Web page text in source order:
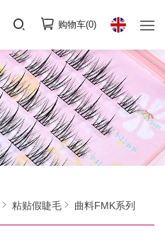
购物车(0)
粘贴假睫毛 曲料FMK系列